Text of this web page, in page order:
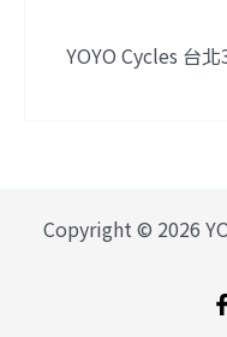
YOYO Cycles 台北
Copyright © 2026